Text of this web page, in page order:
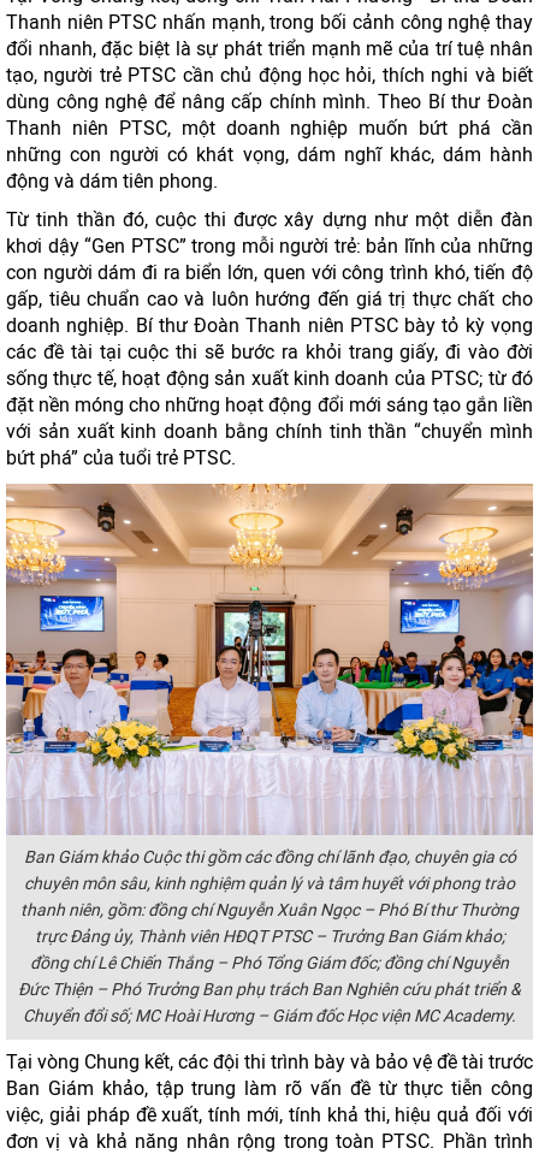
Thanh niên PTSC nhấn mạnh, trong bối cảnh công nghệ thay
đổi nhanh, đặc biệt là sự phát triển mạnh mẽ của trí tuệ nhân
tạo, người trẻ PTSC cần chủ động học hỏi, thích nghi và biết
dùng công nghệ để nâng cấp chính mình. Theo Bí thư Đoàn
Thanh niên PTSC, một doanh nghiệp muốn bứt phá cần
những con người có khát vọng, dám nghĩ khác, dám hành
động và dám tiên phong.
Từ tinh thần đó, cuộc thi được xây dựng như một diễn đàn
khơi dậy “Gen PTSC” trong mỗi người trẻ: bản lĩnh của những
con người dám đi ra biển lớn, quen với công trình khó, tiến độ
gấp, tiêu chuẩn cao và luôn hướng đến giá trị thực chất cho
doanh nghiệp. Bí thư Đoàn Thanh niên PTSC bày tỏ kỳ vọng
các đề tài tại cuộc thi sẽ bước ra khỏi trang giấy, đi vào đời
sống thực tế, hoạt động sản xuất kinh doanh của PTSC; từ đó
đặt nền móng cho những hoạt động đổi mới sáng tạo gắn liền
với sản xuất kinh doanh bằng chính tinh thần “chuyển mình
bứt phá” của tuổi trẻ PTSC.
Ban Giám khảo Cuộc thi gồm các đồng chí lãnh đạo, chuyên gia có
chuyên môn sâu, kinh nghiệm quản lý và tâm huyết với phong trào
thanh niên, gồm: đồng chí Nguyễn Xuân Ngọc – Phó Bí thư Thường
trực Đảng ủy, Thành viên HĐQT PTSC – Trưởng Ban Giám khảo;
đồng chí Lê Chiến Thắng – Phó Tổng Giám đốc; đồng chí Nguyễn
Đức Thiện – Phó Trưởng Ban phụ trách Ban Nghiên cứu phát triển &
Chuyển đổi số; MC Hoài Hương – Giám đốc Học viện MC Academy.
Tại vòng Chung kết, các đội thi trình bày và bảo vệ đề tài trước
Ban Giám khảo, tập trung làm rõ vấn đề từ thực tiễn công
việc, giải pháp đề xuất, tính mới, tính khả thi, hiệu quả đối với
đơn vị và khả năng nhân rộng trong toàn PTSC. Phần trình